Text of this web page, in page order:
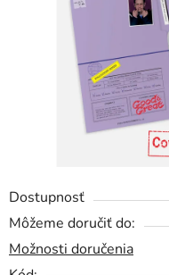
Dostupnosť
Môžeme doručiť do:
Možnosti doručenia